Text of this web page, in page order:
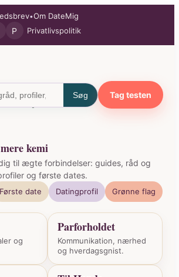
•Om DateMig
P Privatlivspolitik
Søg Tag testen
kemi
til ægte forbindelser: guides, råd og
og første dates.
Første date Datingprofil Grønne flag
og
Parforholdet
Kommunikation, nærhed
og hverdagsgnist.